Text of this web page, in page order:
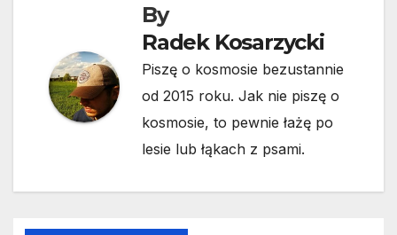
By
Radek Kosarzycki
Piszę o kosmosie bezustannie
od 2015 roku. Jak nie piszę o
kosmosie, to pewnie łażę po
lesie lub łąkach z psami.